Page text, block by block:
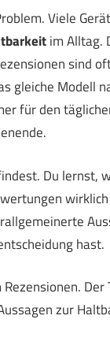
Viele
im Alltag.
sind
gleiche Modell
für den
Du lernst,
hast.
Der
zur